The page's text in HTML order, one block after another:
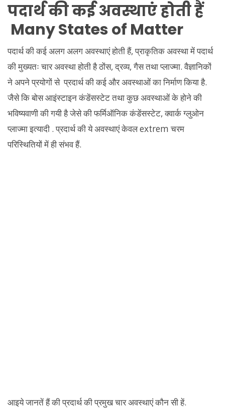
पदार्थ की कई अवस्थाएं होती हैं
Many States of Matter
पदार्थ की कई अलग अलग अवस्थाएं होती हैं, प्राकृतिक अवस्था में पदार्थ
की मुख्यतः चार अवस्था होती है ठोंस, द्रव्य, गैस तथा प्लाज्मा. वैज्ञानिकों
ने अपने प्रयोगों से प्रदार्थ की कई और अवस्थाओं का निर्माण किया है.
जैसे कि बोस आइंस्टाइन कंडेंसस्टेट तथा कुछ अवस्थाओं के होने की
भविष्यवाणी की गयी है जेसे की फर्मिऑनिक कंडेंसस्टेट, क्वार्क ग्लुओन
प्लाज्मा इत्यादी . प्रदार्थ की ये अवस्थाएं केवल extrem चरम
परिस्थितियों में ही संभव हैं.
आइये जानतें हैं की प्रदार्थ की प्रमुख चार अवस्थाएं कौन सी हें.